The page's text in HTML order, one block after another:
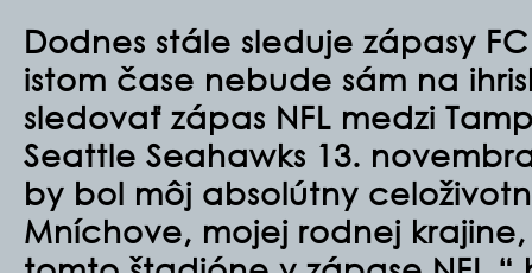
Dodnes stále sleduje zápasy
istom čase nebude sám na
sledovať zápas NFL medzi
Seattle Seahawks 13.
by bol môj absolútny
Mníchove, mojej rodnej